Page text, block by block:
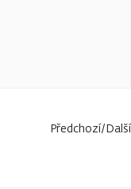
Předchozí/Další